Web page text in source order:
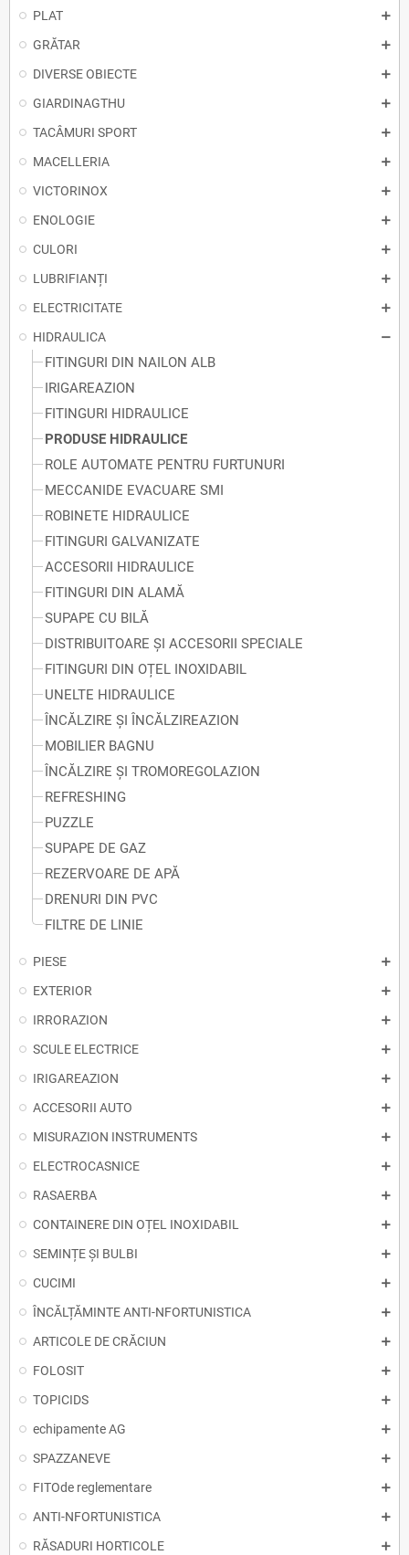
PLAT
GRĂTAR
DIVERSE OBIECTE
GIARDINAGTHU
TACÂMURI SPORT
MACELLERIA
VICTORINOX
ENOLOGIE
CULORI
LUBRIFIANȚI
ELECTRICITATE
HIDRAULICA
FITINGURI DIN NAILON ALB
IRIGAREAZION
FITINGURI HIDRAULICE
PRODUSE HIDRAULICE
ROLE AUTOMATE PENTRU FURTUNURI
MECCANIDE EVACUARE SMI
ROBINETE HIDRAULICE
FITINGURI GALVANIZATE
ACCESORII HIDRAULICE
FITINGURI DIN ALAMĂ
SUPAPE CU BILĂ
DISTRIBUITOARE ȘI ACCESORII SPECIALE
FITINGURI DIN OȚEL INOXIDABIL
UNELTE HIDRAULICE
ÎNCĂLZIRE ȘI ÎNCĂLZIREAZION
MOBILIER BAGNU
ÎNCĂLZIRE ȘI TROMOREGOLAZION
REFRESHING
PUZZLE
SUPAPE DE GAZ
REZERVOARE DE APĂ
DRENURI DIN PVC
FILTRE DE LINIE
PIESE
EXTERIOR
IRRORAZION
SCULE ELECTRICE
IRIGAREAZION
ACCESORII AUTO
MISURAZION INSTRUMENTS
ELECTROCASNICE
RASAERBA
CONTAINERE DIN OȚEL INOXIDABIL
SEMINȚE ȘI BULBI
CUCIMI
ÎNCĂLȚĂMINTE ANTI-NFORTUNISTICA
ARTICOLE DE CRĂCIUN
FOLOSIT
TOPICIDS
echipamente AG
SPAZZANEVE
FITOde reglementare
ANTI-NFORTUNISTICA
RĂSADURI HORTICOLE